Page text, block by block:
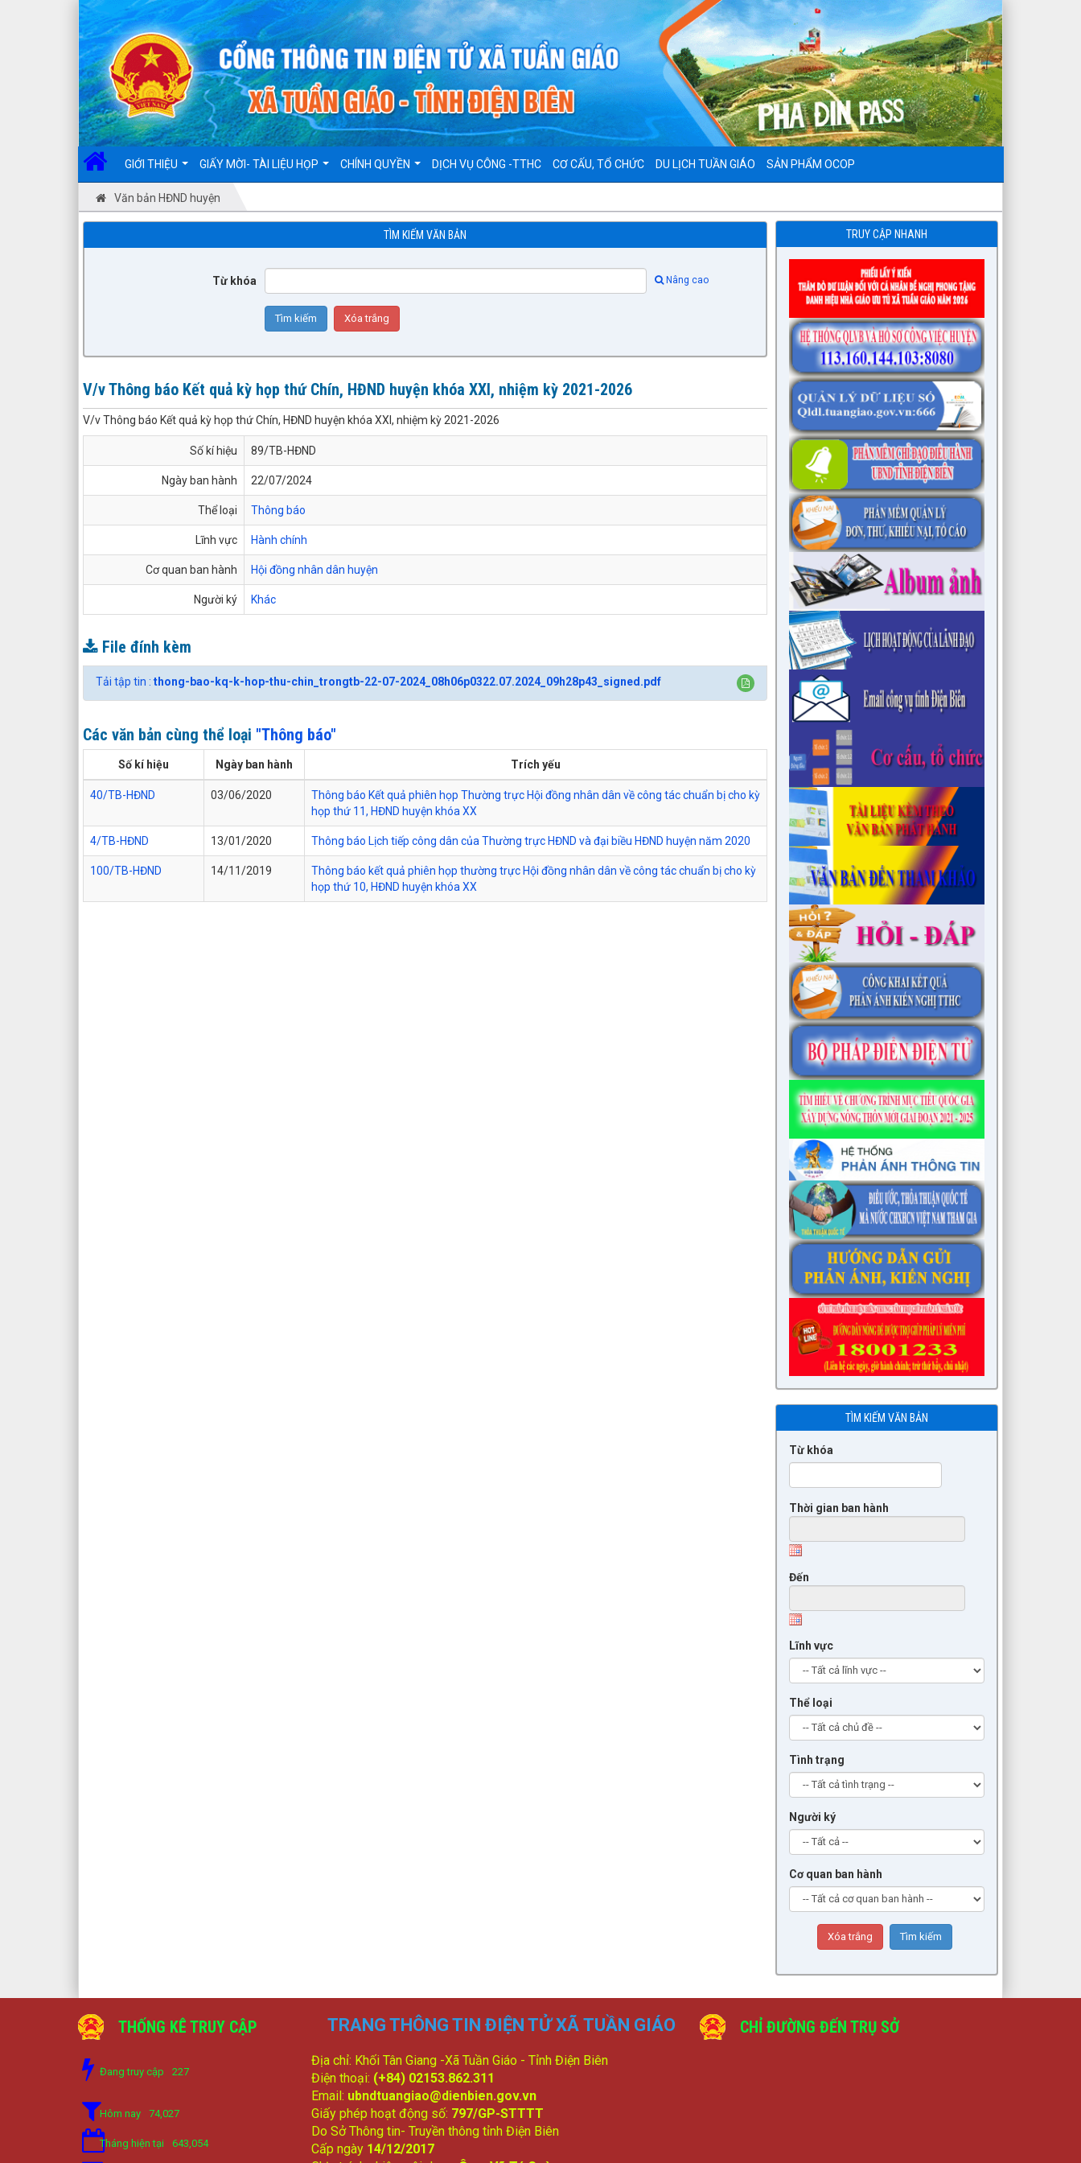
GIỚI THIỆU GIẤY MỜI- TÀI LIỆU HỌP CHÍNH QUYỀN DỊCH VỤ CÔNG -TTHC CƠ CẤU, TỔ CHỨC DU LỊCH TUẦN GIÁO SẢN PHẨM OCOP
Văn bản HĐND huyện
TÌM KIẾM VĂN BẢN
Từ khóa Nâng cao
V/v Thông báo Kết quả kỳ họp thứ Chín, HĐND huyện khóa XXI, nhiệm kỳ 2021-2026
V/v Thông báo Kết quả kỳ họp thứ Chín, HĐND huyện khóa XXI, nhiệm kỳ 2021-2026
Số kí hiệu 89/TB-HĐND
Ngày ban hành 22/07/2024
Thể loại Thông báo
Lĩnh vực Hành chính
Cơ quan ban hành Hội đồng nhân dân huyện
Người ký Khác
File đính kèm
Tải tập tin : thong-bao-kq-k-hop-thu-chin_trongtb-22-07-2024_08h06p0322.07.2024_09h28p43_signed.pdf
Các văn bản cùng thể loại "Thông báo"
Số kí hiệu Ngày ban hành Trích yếu
40/TB-HĐND 03/06/2020
Thông báo Kết quả phiên họp Thường trực Hội đồng nhân dân về công tác chuẩn bị cho kỳ
họp thứ 11, HĐND huyện khóa XX
4/TB-HĐND 13/01/2020 Thông báo Lịch tiếp công dân của Thường trực HĐND và đại biều HĐND huyện năm 2020
100/TB-HĐND 14/11/2019
Thông báo kết quả phiên họp thường trực Hội đồng nhân dân về công tác chuẩn bị cho kỳ
họp thứ 10, HĐND huyện khóa XX
TRUY CẬP NHANH
TÌM KIẾM VĂN BẢN
Từ khóa
Thời gian ban hành
Đến
Lĩnh vực
Thể loại
Tình trạng
Người ký
Cơ quan ban hành
THỐNG KÊ TRUY CẬP
Đang truy cập 227
Hôm nay 74,027
Tháng hiện tại 643,054
TRANG THÔNG TIN ĐIỆN TỬ XÃ TUẦN GIÁO
Địa chỉ: Khối Tân Giang -Xã Tuần Giáo - Tỉnh Điện Biên
Điện thoại: (+84) 02153.862.311
Email: ubndtuangiao@dienbien.gov.vn
Giấy phép hoạt động số: 797/GP-STTTT
Do Sở Thông tin- Truyền thông tỉnh Điện Biên
Cấp ngày 14/12/2017
CHỈ ĐƯỜNG ĐẾN TRỤ SỞ
Đã kết nối EMC